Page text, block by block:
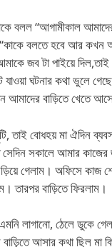
বলল “আগামীকাল
বলতে হবে আর কখন
জব টা পাইয়ে
যাওয়া ঘটনার কথা
আমাদের বাড়িতে খেতে
তাই বোধহয় মা ঐদিন
সকালে আমার
গেলাম। অফিসে
তারপর বাড়িতে ফিরলাম।
লাগানো, ঠেলে ডুকে
আসার কথা ছিল মা